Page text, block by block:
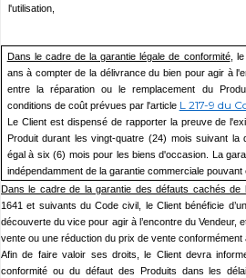
l'utilisation,
Dans le cadre de la garantie légale de conformité, le
ans à compter de la délivrance du bien pour agir à
entre la réparation ou le remplacement du
conditions de coût prévues par l'article L 217-9 du
Le Client est dispensé de rapporter la preuve de
Produit durant les vingt-quatre (24) mois suivant la
égal à six (6) mois pour les biens d'occasion. La
indépendamment de la garantie commerciale pouvant
Dans le cadre de la garantie des défauts cachés de
1641 et suivants du Code civil, le Client bénéficie
découverte du vice pour agir à l’encontre du Vendeur,
vente ou une réduction du prix de vente conformément
Afin de faire valoir ses droits, le Client devra
conformité ou du défaut des Produits dans les